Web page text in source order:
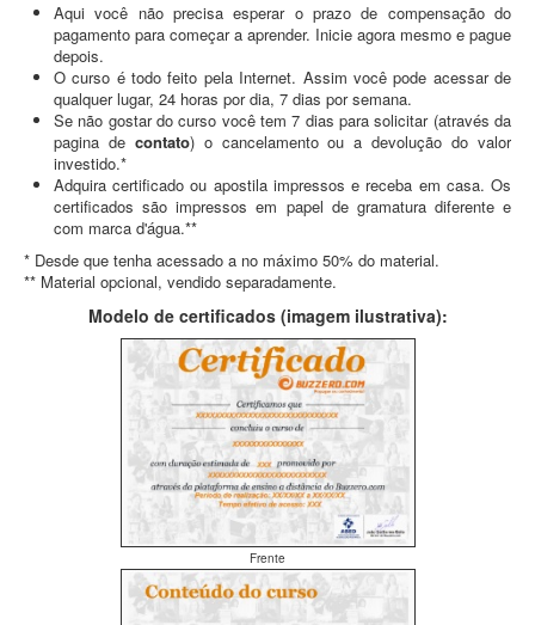
Aqui você não precisa esperar o prazo de compensação do
pagamento para começar a aprender. Inicie agora mesmo e pague
depois.
O curso é todo feito pela Internet. Assim você pode acessar de
qualquer lugar, 24 horas por dia, 7 dias por semana.
Se não gostar do curso você tem 7 dias para solicitar (através da
pagina de contato) o cancelamento ou a devolução do valor
investido.*
Adquira certificado ou apostila impressos e receba em casa. Os
certificados são impressos em papel de gramatura diferente e
com marca d'água.**
* Desde que tenha acessado a no máximo 50% do material.
** Material opcional, vendido separadamente.
Modelo de certificados (imagem ilustrativa):
Frente